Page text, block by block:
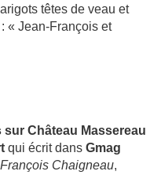
têtes de veau et
« Jean-François et
sur Château Massereau
qui écrit dans Gmag
Chaigneau,